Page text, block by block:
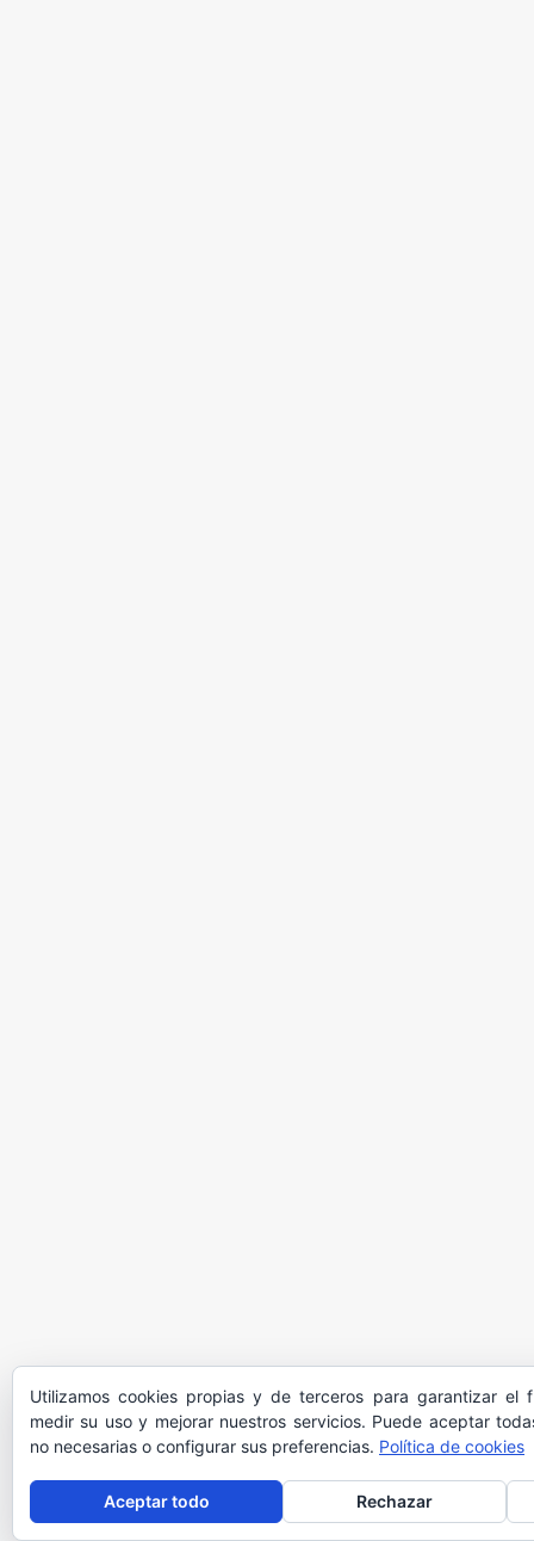
Utilizamos cookies propias y de terceros para garantizar el
medir su uso y mejorar nuestros servicios. Puede aceptar
no necesarias o configurar sus preferencias. Política de cookies
Aceptar todo Rechazar